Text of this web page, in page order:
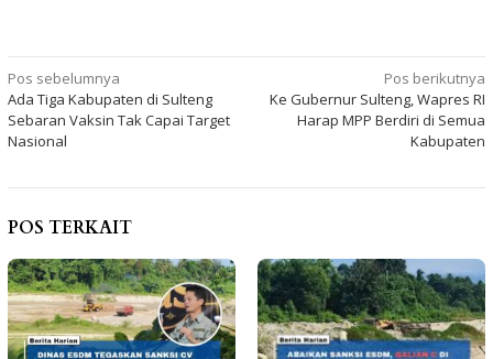
Navigasi
pos
Pos sebelumnya
Ada Tiga Kabupaten di Sulteng
Sebaran Vaksin Tak Capai Target
Nasional
Pos berikutnya
Ke Gubernur Sulteng, Wapres RI
Harap MPP Berdiri di Semua
Kabupaten
POS TERKAIT